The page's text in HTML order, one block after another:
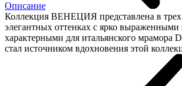
Описание
Коллекция ВЕНЕЦИЯ представлена в
элегантных оттенках c ярко
характерными для итальянского мрамора
стал источником вдохновения этой